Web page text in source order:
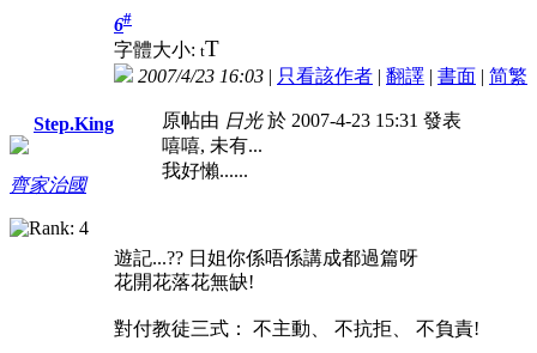
Step.King
齊家治國
6#
字體大小: tT
2007/4/23 16:03 | 只看該作者 | 翻譯 | 書面 | 简繁
原帖由 日光於 2007-4-23 15:31 發表
嘻嘻, 未有...
我好懶......
遊記...?? 日姐你係唔係講成都過篇呀
花開花落花無缺!
對付教徒三式： 不主動、 不抗拒、 不負責!